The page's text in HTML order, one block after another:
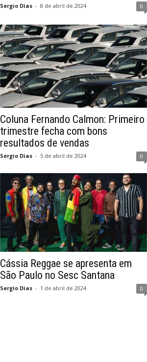
Sergio Dias - 8 de abril de 2024 0
Coluna Fernando Calmon: Primeiro
trimestre fecha com bons
resultados de vendas
Sergio Dias - 5 de abril de 2024 0
Cássia Reggae se apresenta em
São Paulo no Sesc Santana
Sergio Dias - 1 de abril de 2024 0